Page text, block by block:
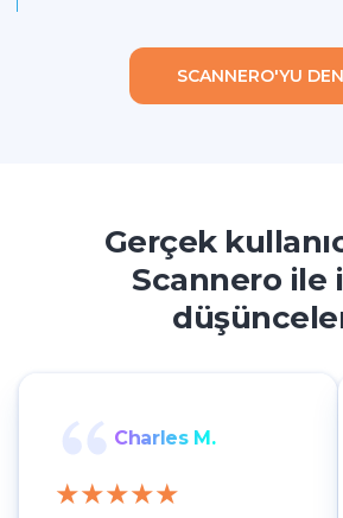
SCANNERO'YU
Gerçek
Scannero ile
Charles M.